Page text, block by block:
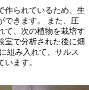
作られているため、生
できます。 また、圧
て、次の植物を栽培す
室で分析された後に畑
組み入れて、サルス
ます。